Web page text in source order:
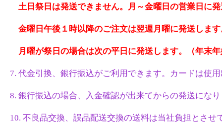
土日祭日は発送できません。月～金曜日の営業日に
金曜日午後１時以降のご注文は翌週月曜に発送しま
月曜が祭日の場合は次の平日に発送します。（年末
7. 代金引換、銀行振込がご利用できます。カードは使
8. 銀行振込の場合、入金確認が出来てからの発送にな
10. 不良品交換、誤品配送交換の送料は当社負担とさせ